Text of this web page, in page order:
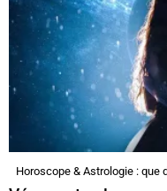
Horoscope & Astrologie : que